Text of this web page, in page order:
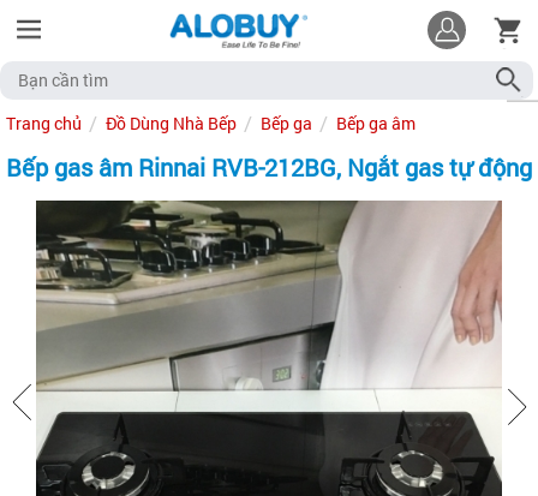
Trang chủ Đồ Dùng Nhà Bếp Bếp ga Bếp ga âm
Bếp gas âm Rinnai RVB-212BG, Ngắt gas tự động